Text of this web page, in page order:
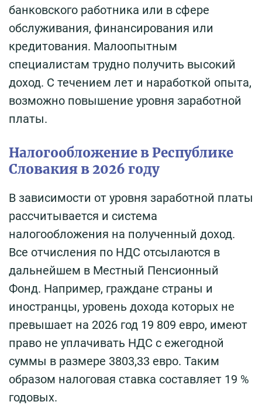
банковского работника или в сфере
обслуживания, финансирования или
кредитования. Малоопытным
специалистам трудно получить высокий
доход. С течением лет и наработкой опыта,
возможно повышение уровня заработной
платы.
Налогообложение в Республике
Словакия в 2026 году
В зависимости от уровня заработной платы
рассчитывается и система
налогообложения на полученный доход.
Все отчисления по НДС отсылаются в
дальнейшем в Местный Пенсионный
Фонд. Например, граждане страны и
иностранцы, уровень дохода которых не
превышает на 2026 год 19 809 евро, имеют
право не уплачивать НДС с ежегодной
суммы в размере 3803,33 евро. Таким
образом налоговая ставка составляет 19 %
годовых.